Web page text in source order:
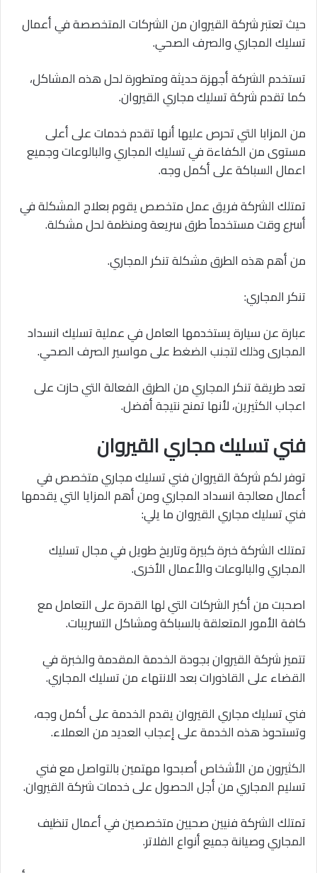
حيث تعتبر شركة القيروان من الشركات المتخصصة في أعمال
تسليك المجاري والصرف الصحي.
تستخدم الشركة أجهزة حديثة ومتطورة لحل هذه المشاكل،
كما تقدم شركة تسليك مجاري القيروان.
من المزابا التي تحرص عليها أنها تقدم خدمات على أعلى
مستوى من الكفاءة في تسليك المجاري والبالوعات وجميع
اعمال السباكة على أكمل وجه.
تمتلك الشركة فريق عمل متخصص يقوم بعلاج المشكلة في
أسرع وقت مستخدماً طرق سريعة ومنظمة لحل مشكلة.
من أهم هذه الطرق مشكلة تنكر المجاري.
تنكر المجاري:
عبارة عن سيارة يستخدمها العامل في عملية تسليك انسداد
المجارى وذلك لتجنب الضغط على مواسير الصرف الصحي.
تعد طريقة تنكر المجاري من الطرق الفعالة التي حازت على
اعجاب الكثيرين، لأنها تمنح نتيجة أفضل.
فني تسليك مجاري القيروان
توفر لكم شركة القيروان فني تسليك مجاري متخصص في
أعمال معالجة انسداد المجاري ومن أهم المزايا التي يقدمها
فني تسليك مجاري القيروان ما يلي:
تمتلك الشركة خبرة كبيرة وتاريخ طويل في مجال تسليك
المجاري والبالوعات والأعمال الأخرى.
اصحبت من أكبر الشركات التي لها القدرة على التعامل مع
كافة الأمور المتعلقة بالسباكة ومشاكل التسريبات.
تتميز شركة القيروان بجودة الخدمة المقدمة والخبرة في
القضاء على القاذورات بعد الانتهاء من تسليك المجاري.
فني تسليك مجاري القيروان يقدم الخدمة على أكمل وجه،
وتستحوذ هذه الخدمة على إعجاب العديد من العملاء.
الكثيرون من الأشخاص أصبحوا مهتمين بالتواصل مع فني
تسليم المجاري من أجل الحصول على خدمات شركة القيروان.
تمتلك الشركة فنيين صحيين متخصصين في أعمال تنظيف
المجاري وصيانة جميع أنواع الفلاتر.